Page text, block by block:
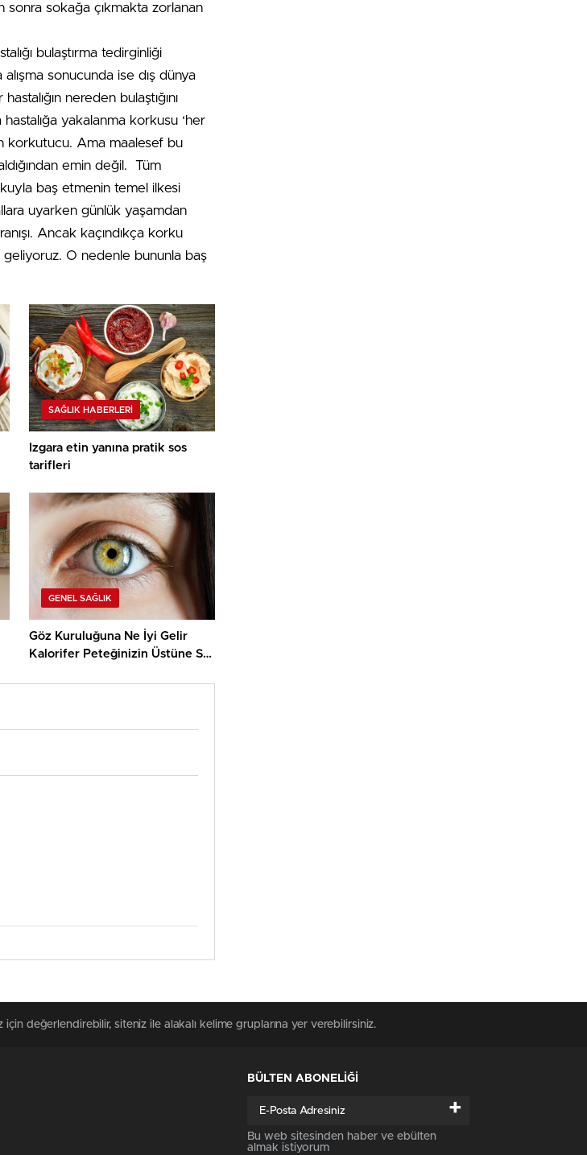
sonra sokağa çıkmakta zorlanan
bulaştırma tedirginliği
sonucunda ise dış dünya
nereden bulaştığını
yakalanma korkusu ‘her
korkutucu. Ama maalesef bu
emin değil. Tüm
baş etmenin temel ilkesi
uyarken günlük yaşamdan
Ancak kaçındıkça korku
O nedenle bununla baş
SAĞLIK HABERLERI
Izgara etin yanına pratik sos
tarifleri
GENEL SAĞLIK
Göz Kuruluğuna Ne İyi Gelir
Kalorifer Peteğinizin Üstüne Su
için değerlendirebilir, siteniz ile alakalı kelime gruplarına yer verebilirsiniz.
BÜLTEN ABONELİĞİ
+
Bu web sitesinden haber ve ebülten
almak istiyorum